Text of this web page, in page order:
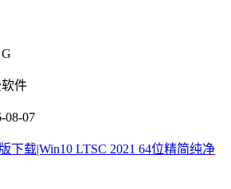
件
08-07
下载|Win10 LTSC 2021 64位精简纯净